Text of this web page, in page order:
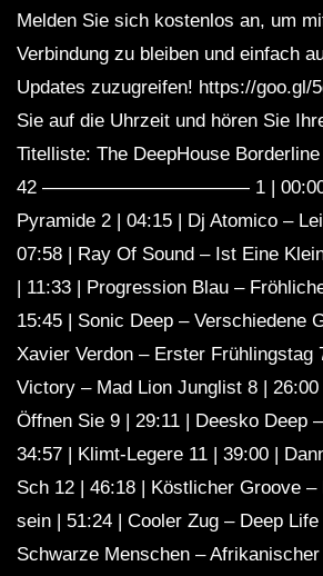
Melden Sie sich kostenlos an, um
Verbindung zu bleiben und einfach
Updates zuzugreifen! https://goo.gl/
Sie auf die Uhrzeit und hören Sie
Titelliste: The DeepHouse
42 ——————————— 1 | 00:00 |
Pyramide 2 | 04:15 | Dj Atomico –
07:58 | Ray Of Sound – Ist Eine
| 11:33 | Progression Blau –
15:45 | Sonic Deep – Verschiedene
Xavier Verdon – Erster Frühlingstag
Victory – Mad Lion Junglist 8 |
Öffnen Sie 9 | 29:11 | Deesko Deep
34:57 | Klimt-Legere 11 | 39:00 |
Sch 12 | 46:18 | Köstlicher Groove
sein | 51:24 | Cooler Zug – Deep Life
Schwarze Menschen –